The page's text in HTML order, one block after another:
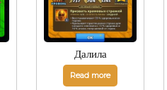
Далила
Read more